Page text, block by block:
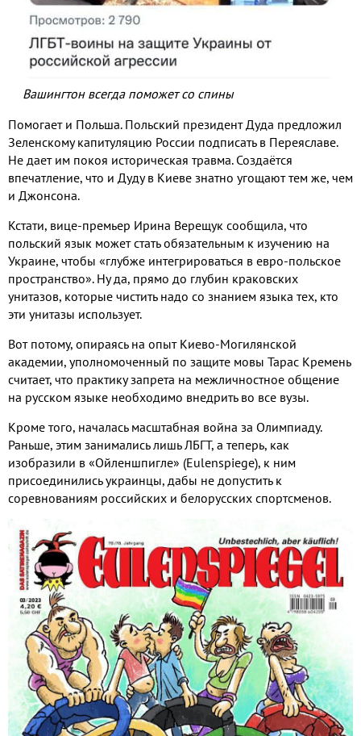
Вашингтон всегда поможет со спины
Помогает и Польша. Польский президент Дуда предложил
Зеленскому капитуляцию России подписать в Переяславе.
Не дает им покоя историческая травма. Создаётся
впечатление, что и Дуду в Киеве знатно угощают тем же, чем
и Джонсона.
Кстати, вице-премьер Ирина Верещук сообщила, что
польский язык может стать обязательным к изучению на
Украине, чтобы «глубже интегрироваться в евро-польское
пространство». Ну да, прямо до глубин краковских
унитазов, которые чистить надо со знанием языка тех, кто
эти унитазы использует.
Вот потому, опираясь на опыт Киево-Могилянской
академии, уполномоченный по защите мовы Тарас Кремень
считает, что практику запрета на межличностное общение
на русском языке необходимо внедрить во все вузы.
Кроме того, началась масштабная война за Олимпиаду.
Раньше, этим занимались лишь ЛБГТ, а теперь, как
изобразили в «Ойленшпигле» (Eulenspiege), к ним
присоединились украинцы, дабы не допустить к
соревнованиям российских и белорусских спортсменов.